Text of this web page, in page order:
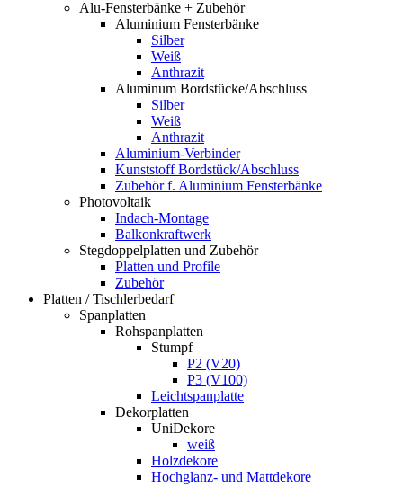
Alu-Fensterbänke + Zubehör
Aluminium Fensterbänke
Silber
Weiß
Anthrazit
Aluminum Bordstücke/Abschluss
Silber
Weiß
Anthrazit
Aluminium-Verbinder
Kunststoff Bordstück/Abschluss
Zubehör f. Aluminium Fensterbänke
Photovoltaik
Indach-Montage
Balkonkraftwerk
Stegdoppelplatten und Zubehör
Platten und Profile
Zubehör
Platten / Tischlerbedarf
Spanplatten
Rohspanplatten
Stumpf
P2 (V20)
P3 (V100)
Leichtspanplatte
Dekorplatten
UniDekore
weiß
Holzdekore
Hochglanz- und Mattdekore